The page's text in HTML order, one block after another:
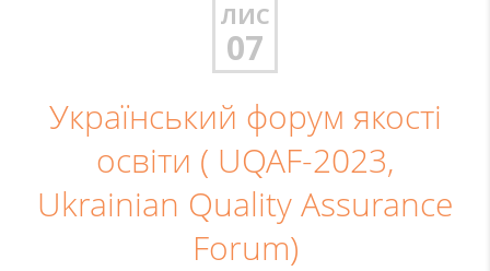
ЛИС
07
Український форум якості
освіти ( UQAF-2023,
Ukrainian Quality Assurance
Forum)